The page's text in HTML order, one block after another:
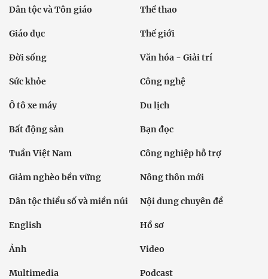
Dân tộc và Tôn giáo Thể thao
Giáo dục Thế giới
Đời sống Văn hóa - Giải trí
Sức khỏe Công nghệ
Ô tô xe máy Du lịch
Bất động sản Bạn đọc
Tuần Việt Nam Công nghiệp hỗ trợ
Giảm nghèo bền vững Nông thôn mới
Dân tộc thiểu số và miền núi Nội dung chuyên đề
English Hồ sơ
Ảnh Video
Multimedia Podcast